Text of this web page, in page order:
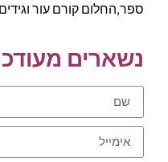
ספר,החלום קורם עור
נשארים